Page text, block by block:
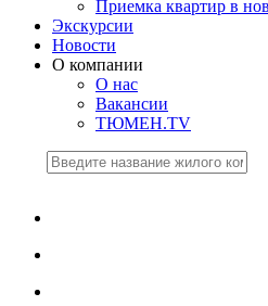
Приемка квартир в
Экскурсии
Новости
О компании
О нас
Вакансии
ТЮМЕН.TV